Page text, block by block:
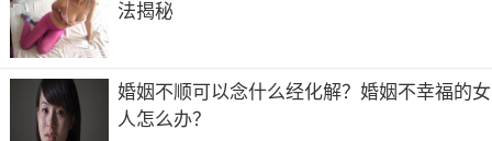
法揭秘
婚姻不顺可以念什么经化解？婚姻不幸福的女
人怎么办？